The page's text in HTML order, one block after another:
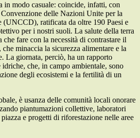
in modo casuale: coincide, infatti, con
delle Nazioni Unite per la
(UNCCD), ratificata da oltre 190 Paesi e
per i nostri suoli. La salute della terra
che fare con la necessità di contrastare il
minaccia la sicurezza alimentare e la
La giornata, perciò, ha un rapporto
che, in campo ambientale, sono
degli ecosistemi e la fertilità di un
è usanza delle comunità locali onorare
piantumazioni collettive, laboratori
e progetti di riforestazione nelle aree